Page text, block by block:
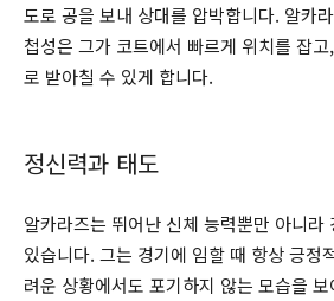
도로 공을 보내 상대를 압박합니다. 알카
첩성은 그가 코트에서 빠르게 위치를 잡
로 받아칠 수 있게 합니다.
정신력과 태도
알카라즈는 뛰어난 신체 능력뿐만 아니라
있습니다. 그는 경기에 임할 때 항상 긍정
려운 상황에서도 포기하지 않는 모습을